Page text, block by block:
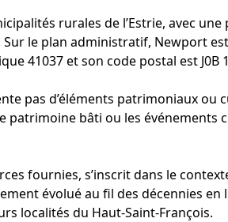
rurales de l’Estrie, avec
le plan administratif, Newport
41037 et son code postal est J0B
pas d’éléments patrimoniaux ou
bâti ou les événements
fournies, s’inscrit dans le
évolué au fil des décennies en
localités du Haut-Saint-François.